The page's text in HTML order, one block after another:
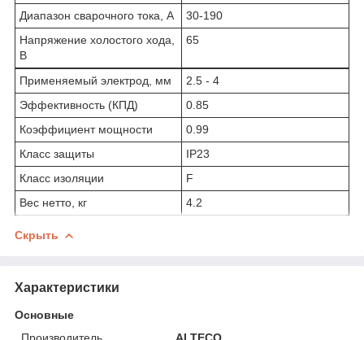
Диапазон сварочного тока, А
30-190
Напряжение холостого хода,
В
65
Применяемый электрод, мм
2.5 - 4
Эффективность (КПД)
0.85
Коэффициент мощности
0.99
Класс защиты
IP23
Класс изоляции
F
Вес нетто, кг
4.2
Скрыть
Характеристики
Основные
Производитель
ALTECO